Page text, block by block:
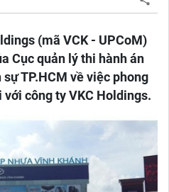
(mã VCK - UPCoM)
Cục quản lý thi hành án
TP.HCM về việc phong
công ty VKC Holdings.